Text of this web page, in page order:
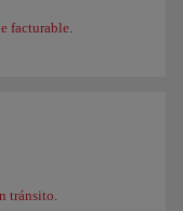
facturable.
tránsito.